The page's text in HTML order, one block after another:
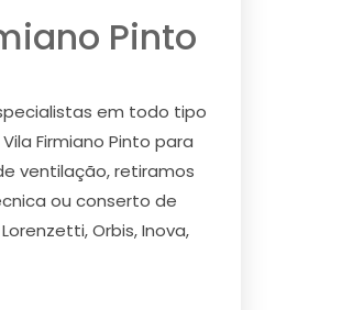
Pinto
em todo tipo
Firmiano Pinto para
ventilação, retiramos
ou conserto de
Orbis, Inova,